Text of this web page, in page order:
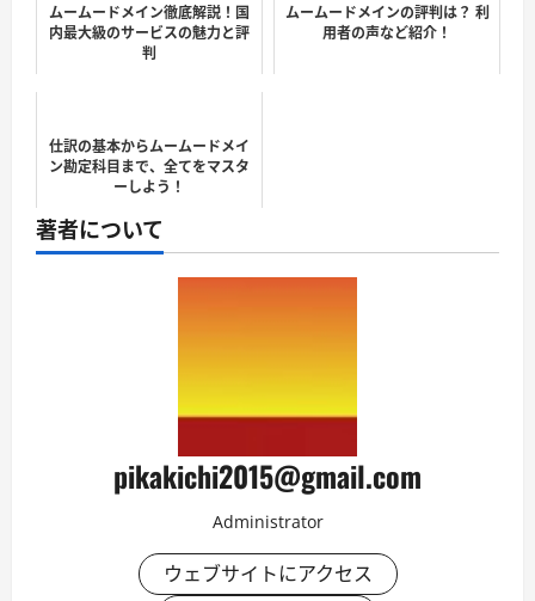
ムームードメイン徹底解説！国
内最大級のサービスの魅力と評
判
ムームードメインの評判は？ 利
用者の声など紹介！
仕訳の基本からムームードメイ
ン勘定科目まで、全てをマスタ
ーしよう！
著者について
pikakichi2015@gmail.com
Administrator
ウェブサイトにアクセス